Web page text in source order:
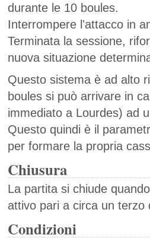
durante le 10 boules.
Interrompere l'attacco in
Terminata la sessione,
nuova situazione
Questo sistema è ad alto
boules si può arrivare in
immediato a Lourdes) ad
Questo quindi è il
per formare la propria
Chiusura
La partita si chiude
attivo pari a circa un terzo
Condizioni